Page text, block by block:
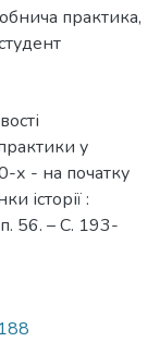
практика,
у
х - на початку
історії :
56. – С. 193-